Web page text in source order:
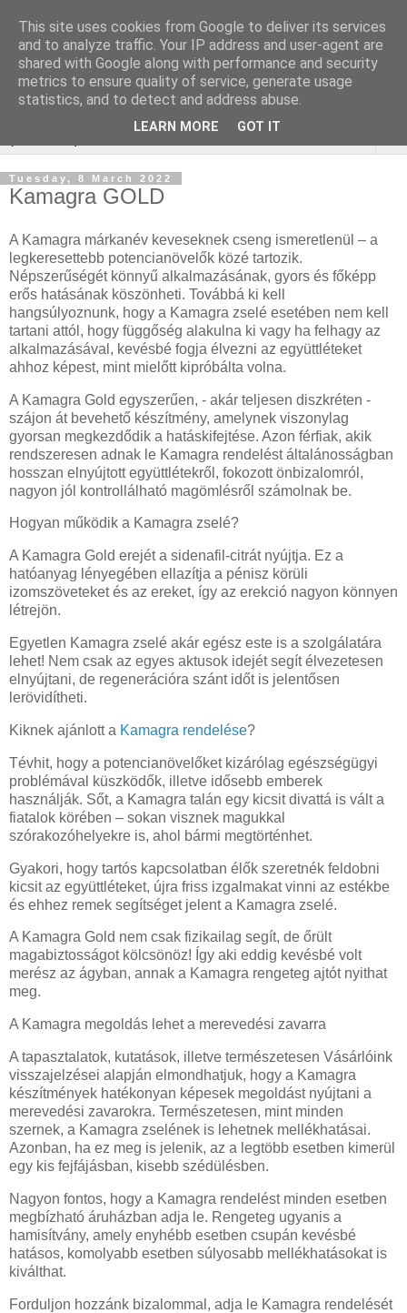
Webáruház Kulcsszó
optimalizálás
Tuesday, 8 March 2022
Kamagra GOLD
A Kamagra márkanév keveseknek cseng ismeretlenül – a
legkeresettebb potencianövelők közé tartozik.
Népszerűségét könnyű alkalmazásának, gyors és főképp
erős hatásának köszönheti. Továbbá ki kell
hangsúlyoznunk, hogy a Kamagra zselé esetében nem kell
tartani attól, hogy függőség alakulna ki vagy ha felhagy az
alkalmazásával, kevésbé fogja élvezni az együttléteket
ahhoz képest, mint mielőtt kipróbálta volna.
A Kamagra Gold egyszerűen, - akár teljesen diszkréten -
szájon át bevehető készítmény, amelynek viszonylag
gyorsan megkezdődik a hatáskifejtése. Azon férfiak, akik
rendszeresen adnak le Kamagra rendelést általánosságban
hosszan elnyújtott együttlétekről, fokozott önbizalomról,
nagyon jól kontrollálható magömlésről számolnak be.
Hogyan működik a Kamagra zselé?
A Kamagra Gold erejét a sidenafil-citrát nyújtja. Ez a
hatóanyag lényegében ellazítja a pénisz körüli
izomszöveteket és az ereket, így az erekció nagyon könnyen
létrejön.
Egyetlen Kamagra zselé akár egész este is a szolgálatára
lehet! Nem csak az egyes aktusok idejét segít élvezetesen
elnyújtani, de regenerációra szánt időt is jelentősen
lerövidítheti.
Kiknek ajánlott a Kamagra rendelése?
Tévhit, hogy a potencianövelőket kizárólag egészségügyi
problémával küszködők, illetve idősebb emberek
használják. Sőt, a Kamagra talán egy kicsit divattá is vált a
fiatalok körében – sokan visznek magukkal
szórakozóhelyekre is, ahol bármi megtörténhet.
Gyakori, hogy tartós kapcsolatban élők szeretnék feldobni
kicsit az együttléteket, újra friss izgalmakat vinni az estékbe
és ehhez remek segítséget jelent a Kamagra zselé.
A Kamagra Gold nem csak fizikailag segít, de őrült
magabiztosságot kölcsönöz! Így aki eddig kevésbé volt
merész az ágyban, annak a Kamagra rengeteg ajtót nyithat
meg.
A Kamagra megoldás lehet a merevedési zavarra
A tapasztalatok, kutatások, illetve természetesen Vásárlóink
visszajelzései alapján elmondhatjuk, hogy a Kamagra
készítmények hatékonyan képesek megoldást nyújtani a
merevedési zavarokra. Természetesen, mint minden
szernek, a Kamagra zselének is lehetnek mellékhatásai.
Azonban, ha ez meg is jelenik, az a legtöbb esetben kimerül
egy kis fejfájásban, kisebb szédülésben.
Nagyon fontos, hogy a Kamagra rendelést minden esetben
megbízható áruházban adja le. Rengeteg ugyanis a
hamisítvány, amely enyhébb esetben csupán kevésbé
hatásos, komolyabb esetben súlyosabb mellékhatásokat is
kiválthat.
Forduljon hozzánk bizalommal, adja le Kamagra rendelését
This site uses cookies from Google to deliver its services
and to analyze traffic. Your IP address and user-agent are
shared with Google along with performance and security
metrics to ensure quality of service, generate usage
statistics, and to detect and address abuse.
LEARN MORE GOT IT